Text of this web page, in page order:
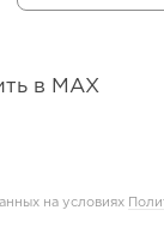
в MAX
на условиях